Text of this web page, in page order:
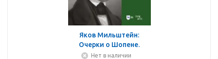
Яков Мильштейн:
Очерки о Шопене.
Советы Шопена
Нет в наличии